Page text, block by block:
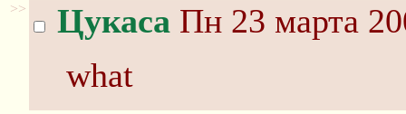
>> Цукаса Пн 23 марта
what